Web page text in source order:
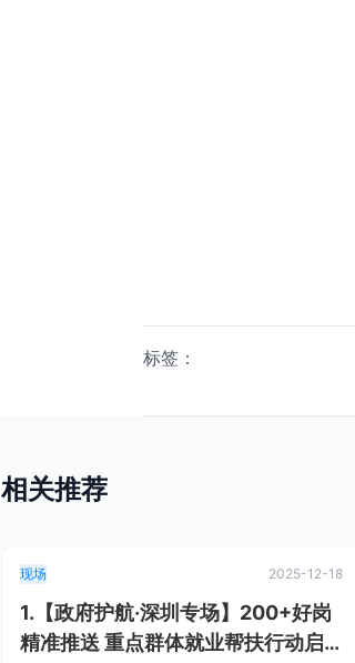
标签：
相关推荐
现场 2025-12-18
1.【政府护航·深圳专场】200+好岗
精准推送 重点群体就业帮扶行动启